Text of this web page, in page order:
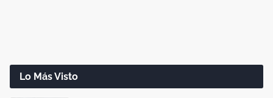
Lo Más Visto